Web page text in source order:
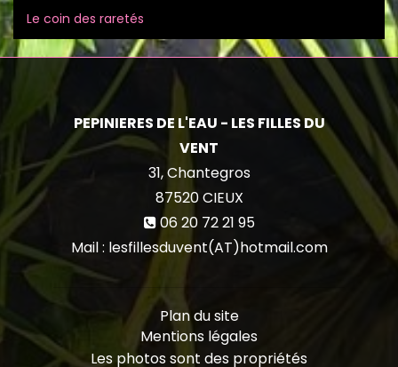
Le coin des raretés
PEPINIERES DE L'EAU - LES FILLES DU
VENT
31, Chantegros
87520CIEUX
06 20 72 21 95
Mail : lesfillesduvent(AT)hotmail.com
Plan du site
Mentions légales
Les photos sont des propriétés